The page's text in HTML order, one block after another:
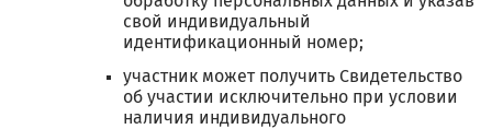
свой индивидуальный
идентификационный номер;
участник может получить Свидетельство
об участии исключительно при условии
наличия индивидуального